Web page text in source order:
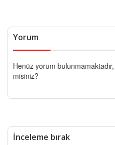
Yorum
Henüz yorum
misiniz?
İnceleme bırak